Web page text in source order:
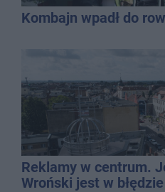
Kombajn wpadł do
Reklamy w centrum.
Wroński jest w